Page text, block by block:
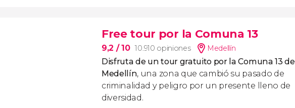
Free tour por la Comuna 13
9,2 / 10 10.910 opiniones Medellín
Disfruta de un tour gratuito por la Comuna 13 de
Medellín, una zona que cambió su pasado de
criminalidad y peligro por un presente lleno de
diversidad.